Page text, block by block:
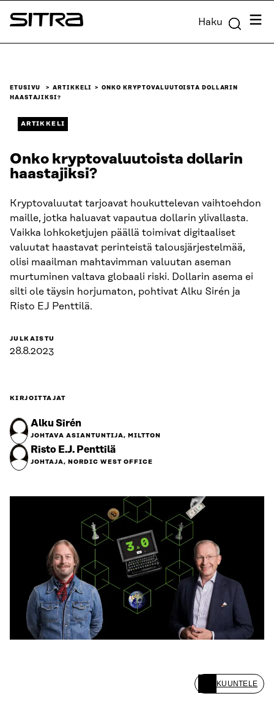
Siirry
suoraan
Sitra Haku
ETUSIVU ARTIKKELI
ONKO KRYPTOVALUUTOISTA DOLLARIN
HAASTAJIKSI?
ARTIKKELI
Onko kryptovaluutoista dollarin
haastajiksi?
Kryptovaluutat tarjoavat houkuttelevan vaihtoehdon
maille, jotka haluavat vapautua dollarin ylivallasta.
Vaikka lohkoketjujen päällä toimivat digitaaliset
valuutat haastavat perinteistä talousjärjestelmää,
olisi maailman mahtavimman valuutan aseman
murtuminen valtava globaali riski. Dollarin asema ei
silti ole täysin horjumaton, pohtivat Alku Sirén ja
Risto EJ Penttilä.
JULKAISTU
28.8.2023
KIRJOITTAJAT
Alku Sirén
JOHTAVA ASIANTUNTIJA, MILTTON
Risto E.J. Penttilä
JOHTAJA, NORDIC WEST OFFICE
KUUNTELE